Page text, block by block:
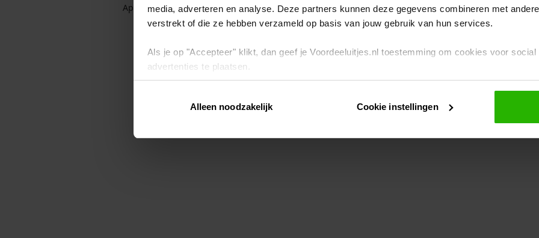
media, adverteren en analyse. Deze partners kunnen deze gegevens combineren met
verstrekt of die ze hebben verzameld op basis van jouw gebruik van hun services.
Als je op "Accepteer" klikt, dan geef je Voordeeluitjes.nl toestemming om cookies voor
advertenties te plaatsen.
Via "Cookie instellingen" kun je ook zelf instellen welke cookies worden geplaatst. Je kunt je
intrekken op onscookiebeleid.
Alleen noodzakelijk Cookie instellingen
Application error: a client-side exception has occurred while loadingwww.voordeeluitjes.nl (see the